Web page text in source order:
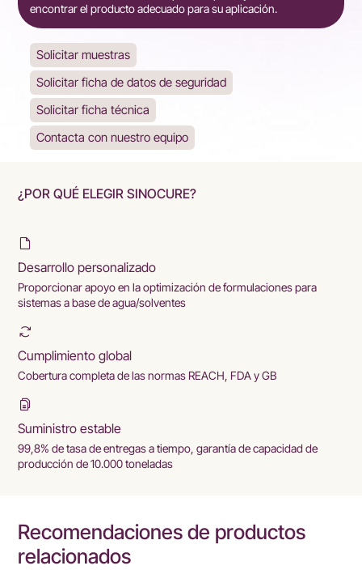
encontrar el producto adecuado para su aplicación.
Solicitar muestras
Solicitar ficha de datos de seguridad
Solicitar ficha técnica
Contacta con nuestro equipo
¿POR QUÉ ELEGIR SINOCURE?
Desarrollo personalizado
Proporcionar apoyo en la optimización de formulaciones para
sistemas a base de agua/solventes
Cumplimiento global
Cobertura completa de las normas REACH, FDA y GB
Suministro estable
99,8% de tasa de entregas a tiempo, garantía de capacidad de
producción de 10.000 toneladas
Recomendaciones de productos
relacionados